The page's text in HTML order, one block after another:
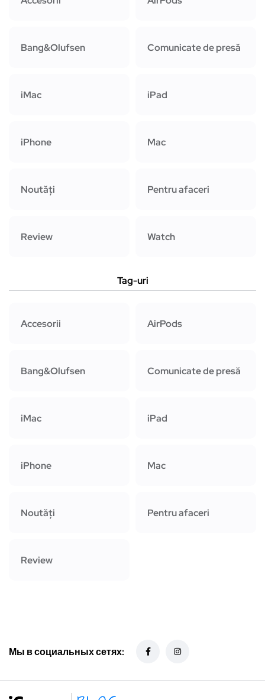
Bang&Olufsen Comunicate de presă
iMac iPad
iPhone Mac
Noutăți Pentru afaceri
Review Watch
Tag-uri
Accesorii AirPods
Bang&Olufsen Comunicate de presă
iMac iPad
iPhone Mac
Noutăți Pentru afaceri
Review
Мы в социальных сетях: